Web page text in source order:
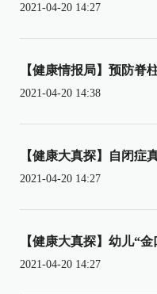
2021-04-20 14:27
【健康情报局】预防脊
2021-04-20 14:38
【健康大真探】自闭症
2021-04-20 14:27
【健康大真探】幼儿“
2021-04-20 14:27